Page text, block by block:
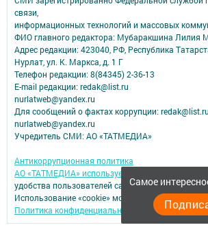
Самое
связи,
информационных технологий и массовых
ФИО главного редактора: Мубаракшина Лилия
Адрес редакции: 423040, РФ, Республика
Нурлат, ул. К. Маркса, д. 1 Г
Телефон редакции: 8(84345) 2-36-13
E-mail редакции: redak@list.ru
nurlatweb@yandex.ru
Для сообщений о фактах коррупции: redak@list.ru ,
nurlatweb@yandex.ru
Учредитель СМИ: АО «ТАТМЕДИА»
Антикоррупционная политика
АО «ТАТМЕДИА» использует «cookie»
для
удобства пользователей сайтом.
Использование «cookie» можно отменить в
Политика конфиденциальности